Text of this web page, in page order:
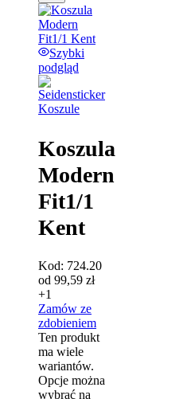
Szybki
podgląd
Koszule
Koszula
Modern
Fit1/1
Kent
Kod: 724.20
od 99,59 zł
+1
Zamów ze
zdobieniem
Ten produkt
ma wiele
wariantów.
Opcje można
wybrać na